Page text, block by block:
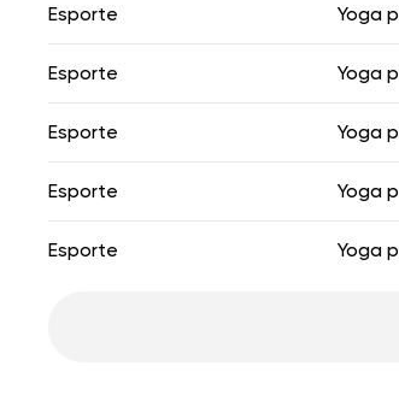
Esporte Yoga
Esporte Yoga
Esporte Yoga
Esporte Yoga
Esporte Yoga